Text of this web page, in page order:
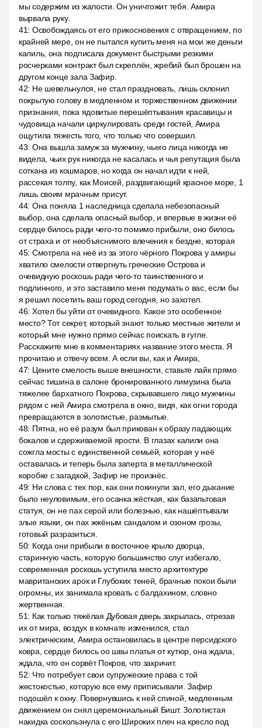
мы содержим из жалости. Он уничтожит тебя. Амира
вырвала руку.
41: Освобождаясь от его прикосновения с отвращением, по
крайней мере, он не пытался купить меня на мои же деньги
калиль, она подписала документ быстрыми резкими
росчерками контракт был скреплён, жребий был брошен на
другом конце зала Зафир.
42: Не шевельнулся, не стал праздновать, лишь склонил
покрытую голову в медленном и торжественном движении
признания, пока ядовитые перешёптывания красавицы и
чудовища начали циркулировать среди гостей, Амира
ощутила тяжесть того, что только что совершил.
43: Она вышла замуж за мужчину, чьего лица никогда не
видела, чьих рук никогда не касалась и чья репутация была
соткана из кошмаров, но когда он начал идти к ней,
рассекая толпу, как Моисей, раздвигающий красное море, 1
лишь своим мрачным присут.
44: Она поняла 1 наследница сделала небезопасный
выбор, она сделала опасный выбор, и впервые в жизни её
сердце билось ради чего-то помимо прибыли, оно билось
от страха и от необъяснимого влечения к бездне, которая
45: Смотрела на неё из за этого чёрного Покрова у амиры
хватило смелости отвергнуть греческие Острова и
очевидную роскошь ради чего-то таинственного и
подлинного, и это заставило меня подумать о вас, если бы
я решил посетить ваш город сегодня, но захотел.
46: Хотел бы уйти от очевидного. Какое это особенное
место? Тот секрет, который знают только местные жители и
который мне нужно прямо сейчас поискать в гугле.
Расскажите мне в комментариях название этого места. Я
прочитаю и отвечу всем. А если вы, как и Амира,
47: Цените смелость выше внешности, ставьте лайк прямо
сейчас тишина в салоне бронированного лимузина была
тяжелее бархатного Покрова, скрывавшего лицо мужчины
рядом с ней Амира смотрела в окно, видя, как огни города
превращаются в золотистые, размытые.
48: Пятна, но её разум был прикован к образу падающих
бокалов и сдерживаемой ярости. В глазах калили она
сожгла мосты с единственной семьёй, которая у неё
оставалась и теперь была заперта в металлической
коробке с загадкой, Зафир не произнёс.
49: Ни слова с тех пор, как они покинули зал, его дыхание
было неуловимым, его осанка жёсткая, как базальтовая
статуя, он не пах серой или болезнью, как нашёптывали
злые языки, он пах жжёным сандалом и озоном грозы,
готовый разразиться.
50: Когда они прибыли в восточное крыло дворца,
старинную часть, которую большинство слуг избегало,
современная роскошь уступила место архитектуре
мавританских арок и Глубоких теней, брачные покои были
огромны, их занимала кровать с балдахином, словно
жертвенная.
51: Как только тяжёлая Дубовая дверь закрылась, отрезав
их от мира, воздух в комнате изменился, стал
электрическим, Амира остановилась в центре персидского
ковра, сердце билось оо швы платья от кутюр, она ждала,
ждала, что он сорвёт Покров, что закричит.
52: Что потребует свои супружеские права с той
жестокостью, которую все ему приписывали. Зафир
подошёл к окну. Повернувшись к ней спиной, медленным
движением он снял церемониальный Бишт. Золотистая
накидка соскользнула с его Широких плеч на кресло под